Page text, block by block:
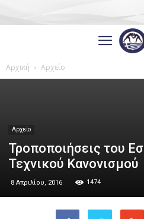
Αρχική Αρχείο
Αρχείο
Τροποποιήσεις του
Τεχνικού Κανονισμού
8 Απριλίου, 2016 1474